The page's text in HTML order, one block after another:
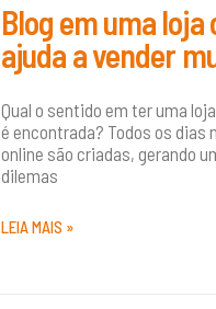
Blog em uma loja
ajuda a vender
Qual o sentido em ter uma
é encontrada? Todos os dias
online são criadas, gerando
dilemas
LEIA MAIS »